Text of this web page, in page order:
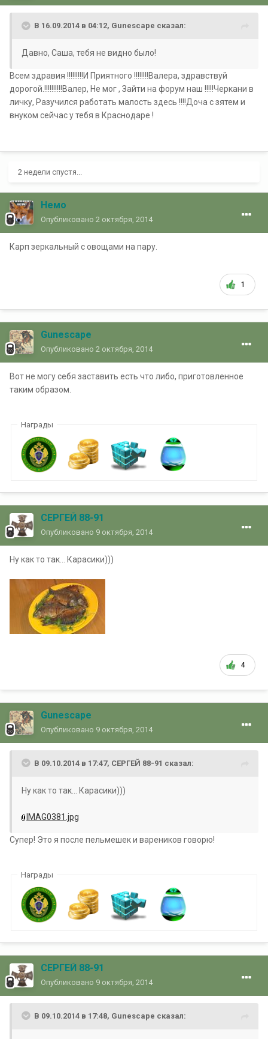
В 16.09.2014 в 04:12, Gunescape сказал:
Давно, Саша, тебя не видно было!
Всем здравия !!!!!!!!!И Приятного !!!!!!!!Валера, здравствуй
дорогой.!!!!!!!!!!Валер, Не мог , Зайти на форум наш !!!!!Черкани в
личку, Разучился работать малость здесь !!!!Доча с зятем и
внуком сейчас у тебя в Краснодаре !
2 недели спустя...
Немо
Опубликовано 2 октября, 2014
Карп зеркальный с овощами на пару.
1
Gunescape
Опубликовано 2 октября, 2014
Вот не могу себя заставить есть что либо, приготовленное
таким образом.
Награды
СЕРГЕЙ 88-91
Опубликовано 9 октября, 2014
Ну как то так... Карасики)))
4
Gunescape
Опубликовано 9 октября, 2014
В 09.10.2014 в 17:47, СЕРГЕЙ 88-91 сказал:
Ну как то так... Карасики)))
IMAG0381.jpg
Супер! Это я после пельмешек и вареников говорю!
Награды
СЕРГЕЙ 88-91
Опубликовано 9 октября, 2014
В 09.10.2014 в 17:48, Gunescape сказал: